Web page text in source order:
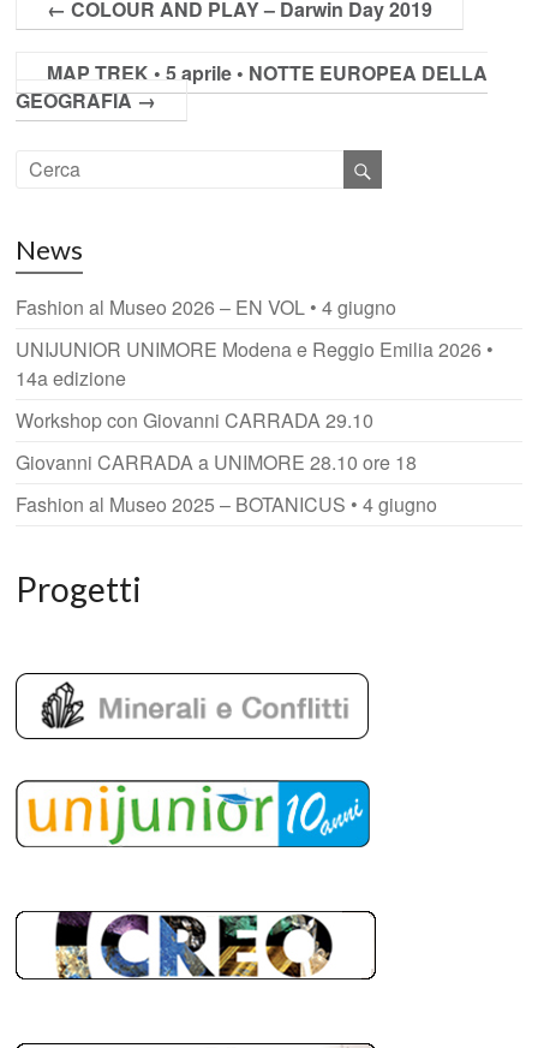
← COLOUR AND PLAY – Darwin Day 2019
MAP TREK • 5 aprile • NOTTE EUROPEA DELLA
GEOGRAFIA→
News
Fashion al Museo 2026 – EN VOL • 4 giugno
UNIJUNIOR UNIMORE Modena e Reggio Emilia 2026 •
14a edizione
Workshop con Giovanni CARRADA 29.10
Giovanni CARRADA a UNIMORE 28.10 ore 18
Fashion al Museo 2025 – BOTANICUS • 4 giugno
Progetti